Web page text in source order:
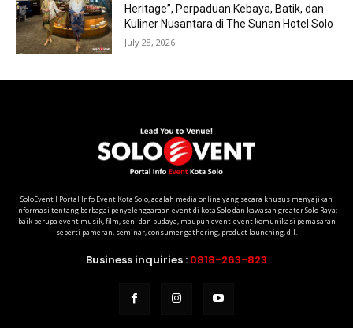
Heritage”, Perpaduan Kebaya, Batik, dan
Kuliner Nusantara di The Sunan Hotel Solo
July 28, 2026
SoloEvent I Portal Info Event Kota Solo, adalah media online yang secara khusus menyajikan
informasi tentang berbagai penyelenggaraan event di kota Solo dan kawasan greater Solo Raya;
baik berupa event musik, film, seni dan budaya, maupun event-event komunikasi pemasaran
seperti pameran, seminar, consumer gathering, product launching, dll.
Business inquiries : 0818-263-823